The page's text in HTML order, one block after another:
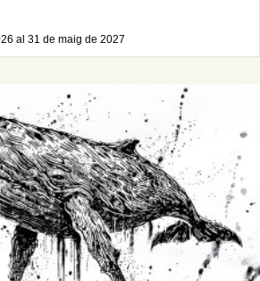
al 31 de maig de 2027